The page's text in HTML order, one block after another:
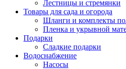
Лестницы и стремянки
Товары для сада и огорода
Шланги и комплекты
Пленка и укрывной
Подарки
Cладкие подарки
Водоснабжение
Насосы